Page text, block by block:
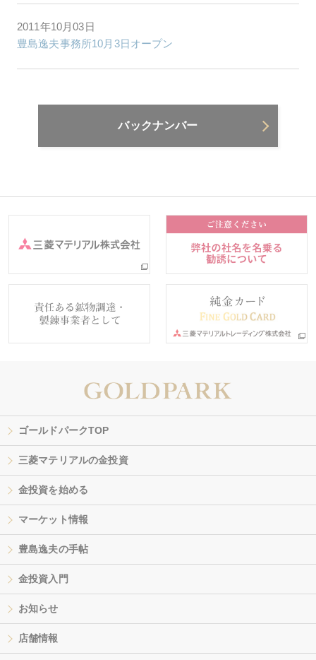
2011年10月03日
豊島逸夫事務所10月3日オープン
バックナンバー
ゴールドパークTOP
三菱マテリアルの金投資
金投資を始める
マーケット情報
豊島逸夫の手帖
金投資入門
お知らせ
店舗情報